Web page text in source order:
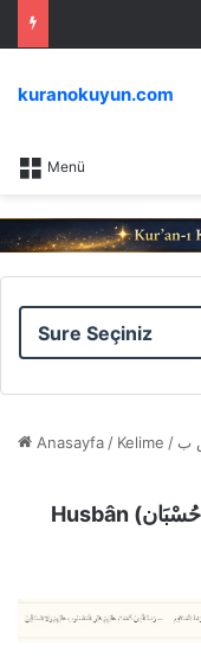
Menü
kuranokuyun.com
Sure
Ayet
Anasayfa / Kelime /